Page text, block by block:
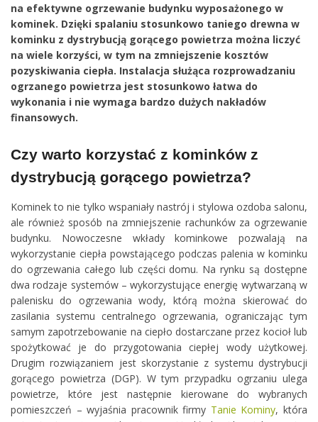
na efektywne ogrzewanie budynku wyposażonego w
kominek. Dzięki spalaniu stosunkowo taniego drewna w
kominku z dystrybucją gorącego powietrza można liczyć
na wiele korzyści, w tym na zmniejszenie kosztów
pozyskiwania ciepła. Instalacja służąca rozprowadzaniu
ogrzanego powietrza jest stosunkowo łatwa do
wykonania i nie wymaga bardzo dużych nakładów
finansowych.
Czy warto korzystać z kominków z
dystrybucją gorącego powietrza?
Kominek to nie tylko wspaniały nastrój i stylowa ozdoba salonu,
ale również sposób na zmniejszenie rachunków za ogrzewanie
budynku. Nowoczesne wkłady kominkowe pozwalają na
wykorzystanie ciepła powstającego podczas palenia w kominku
do ogrzewania całego lub części domu. Na rynku są dostępne
dwa rodzaje systemów – wykorzystujące energię wytwarzaną w
palenisku do ogrzewania wody, którą można skierować do
zasilania systemu centralnego ogrzewania, ograniczając tym
samym zapotrzebowanie na ciepło dostarczane przez kocioł lub
spożytkować je do przygotowania ciepłej wody użytkowej.
Drugim rozwiązaniem jest skorzystanie z systemu dystrybucji
gorącego powietrza (DGP). W tym przypadku ogrzaniu ulega
powietrze, które jest następnie kierowane do wybranych
pomieszczeń – wyjaśnia pracownik firmy Tanie Kominy, która